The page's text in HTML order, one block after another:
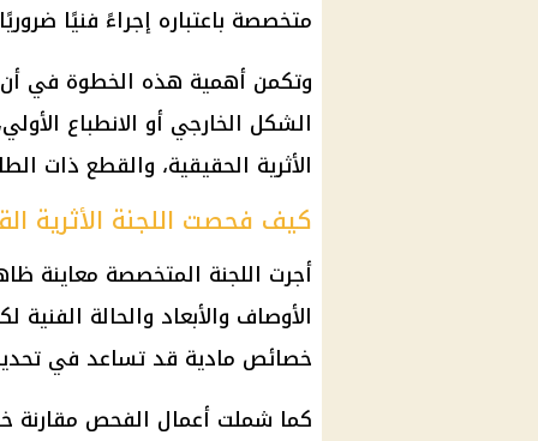
متخصصة باعتباره إجراءً فنيًا
وتكمن أهمية هذه الخطوة في أن
الشكل الخارجي أو الانطباع
الأثرية الحقيقية، والقطع ذات
كيف فحصت اللجنة الأثرية
أجرت اللجنة المتخصصة معاينة
الأوصاف والأبعاد والحالة
خصائص مادية قد تساعد في
كما شملت أعمال الفحص مقارنة